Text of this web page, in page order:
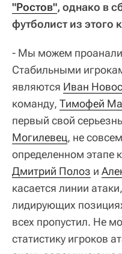
"Ростов", однако в
футболист из этого
- Мы можем
Стабильными
являются Иван
команду, Тимофей
первый свой
Могилевец, не
определенном этапе
Дмитрий Полоз и
касается линии
лидирующих
всех пропустил. Не
статистику игроков